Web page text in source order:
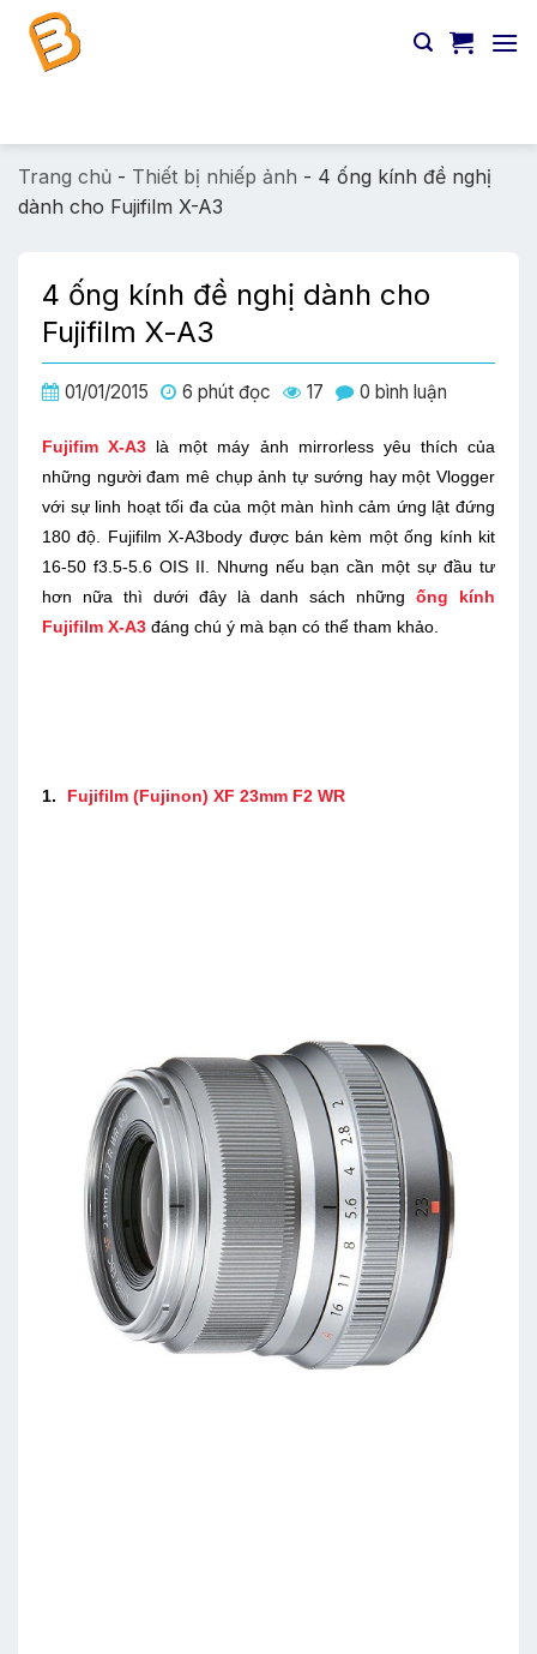
Chuyển
đến
Trang chủ - Thiết bị nhiếp ảnh - 4 ống kính đề nghị
dành cho Fujifilm X-A3
4 ống kính đề nghị dành cho
Fujifilm X-A3
01/01/2015 6 phút đọc 17 0 bình luận
Fujifim X-A3 là một máy ảnh mirrorless yêu thích của
những người đam mê chụp ảnh tự sướng hay một Vlogger
với sự linh hoạt tối đa của một màn hình cảm ứng lật đứng
180 độ. Fujifilm X-A3body được bán kèm một ống kính kit
16-50 f3.5-5.6 OIS II. Nhưng nếu bạn cần một sự đầu tư
hơn nữa thì dưới đây là danh sách những
ống kính
Fujifilm X-A3 đáng chú ý mà bạn có thể tham khảo.
1. Fujifilm (Fujinon) XF 23mm F2 WR